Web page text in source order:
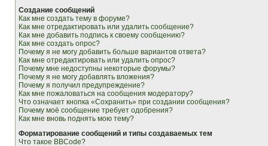
Создание сообщений
Как мне создать тему в форуме?
Как мне отредактировать или удалить сообщение?
Как мне добавить подпись к своему сообщению?
Как мне создать опрос?
Почему я не могу добавить больше вариантов ответа?
Как мне отредактировать или удалить опрос?
Почему мне недоступны некоторые форумы?
Почему я не могу добавлять вложения?
Почему я получил предупреждение?
Как мне пожаловаться на сообщения модератору?
Что означает кнопка «Сохранить» при создании сообщения?
Почему моё сообщение требует одобрения?
Как мне вновь поднять мою тему?
Форматирование сообщений и типы создаваемых тем
Что такое BBCode?